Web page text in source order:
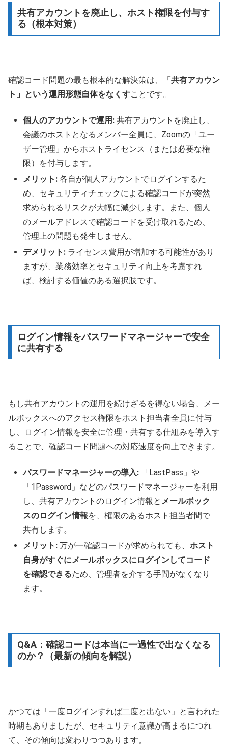
共有アカウントを廃止し、ホスト権限を付与す
る（根本対策）
確認コード問題の最も根本的な解決策は、
「共有アカウン
ト」という運用形態自体をなくすことです。
個人のアカウントで運用: 共有アカウントを廃止し、
会議のホストとなるメンバー全員に、Zoomの「ユー
ザー管理」からホストライセンス（または必要な権
限）を付与します。
メリット: 各自が個人アカウントでログインするた
め、セキュリティチェックによる確認コードが突然
求められるリスクが大幅に減少します。また、個人
のメールアドレスで確認コードを受け取れるため、
管理上の問題も発生しません。
デメリット: ライセンス費用が増加する可能性があり
ますが、業務効率とセキュリティ向上を考慮すれ
ば、検討する価値のある選択肢です。
ログイン情報をパスワードマネージャーで安全
に共有する
もし共有アカウントの運用を続けざるを得ない場合、メー
ルボックスへのアクセス権限をホスト担当者全員に付与
し、ログイン情報を安全に管理・共有する仕組みを導入す
ることで、確認コード問題への対応速度を向上できます。
パスワードマネージャーの導入: 「LastPass」や
「1Password」などのパスワードマネージャーを利用
し、共有アカウントのログイン情報と メールボック
スのログイン情報を、権限のあるホスト担当者間で
共有します。
メリット: 万が一確認コードが求められても、ホスト
自身がすぐにメールボックスにログインしてコード
を確認できるため、管理者を介する手間がなくなり
ます。
Q&A：確認コードは本当に一過性で出なくなる
のか？（最新の傾向を解説）
かつては「一度ログインすれば二度と出ない」と言われた
時期もありましたが、セキュリティ意識が高まるにつれ
て、その傾向は変わりつつあります。